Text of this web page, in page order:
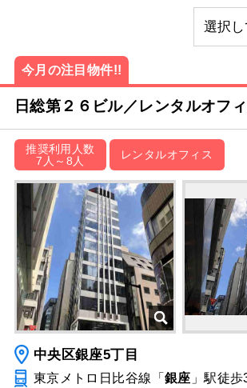
今月の注目物件!!
日総第２６ビル／レンタルオフ
推奨利用人数
7人～8人
レンタルオフィス
中央区銀座5丁目
東京メトロ日比谷線「 銀座 」駅徒歩